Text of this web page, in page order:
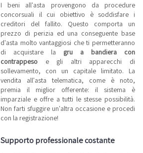
I beni all'asta provengono da procedure
concorsuali il cui obiettivo è soddisfare i
creditori del fallito. Questo comporta un
prezzo di perizia ed una conseguente base
d'asta molto vantaggiosi che ti permetteranno
di acquistare la gru a bandiera con
contrappeso e gli altri apparecchi di
sollevamento, con un capitale limitato. La
vendita all'asta telematica, come è noto,
premia il miglior offerente: il sistema è
imparziale e offre a tutti le stesse possibilità.
Non farti sfuggire un'altra occasione e procedi
con la registrazione!
Supporto professionale costante